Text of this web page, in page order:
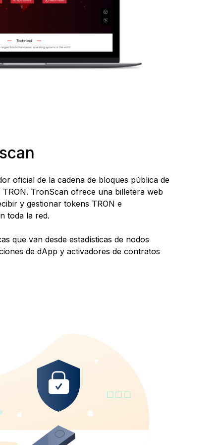
Accesorios
productos
Comparar signers Ledger
Billetera de Solana
cripto
Todas las cripto
¿Qué es una cold wallet?
Qué es una clave privada
Qué es una wallet cripto
oficial de la cadena de bloques pública de
TronScan ofrece una billetera web
y gestionar tokens TRON e
toda la red.
que van desde estadísticas de nodos
de dApp y activadores de contratos